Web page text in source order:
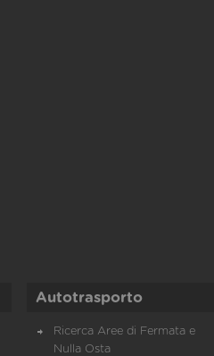
Autotrasporto
Ricerca Aree di Fermata e
Nulla Osta